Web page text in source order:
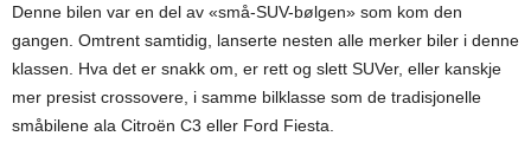
Denne bilen var en del av «små-SUV-bølgen» som kom den
gangen. Omtrent samtidig, lanserte nesten alle merker biler i denne
klassen. Hva det er snakk om, er rett og slett SUVer, eller kanskje
mer presist crossovere, i samme bilklasse som de tradisjonelle
småbilene ala Citroën C3 eller Ford Fiesta.